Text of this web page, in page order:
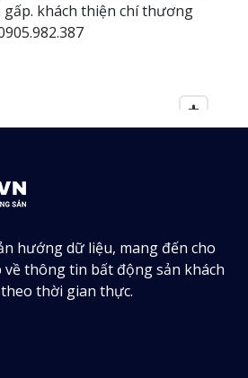
gấp. khách thiện chí thương
hướng dữ liệu, mang đến cho
thông tin bất động sản khách
thời gian thực.